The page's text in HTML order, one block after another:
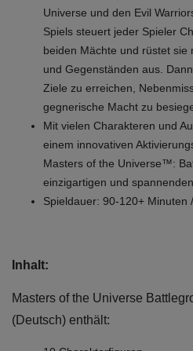
Universe und den Evil
Spiels steuert jeder Spieler
beiden Mächte und rüstet sie
und Gegenständen aus.
Ziele zu erreichen,
gegnerische Macht zu
Mit vielen Charakteren und
einem innovativen
Masters of the Universe™:
einzigartigen und
Spieldauer: 90-120+ Minuten
Inhalt:
Masters of the Universe
(Deutsch) enthält: